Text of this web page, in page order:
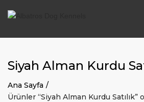
Siyah Alman Kurdu
Ana Sayfa
Ürünler “Siyah Alman Kurdu